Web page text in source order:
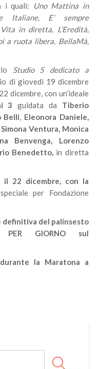
i quali:
Uno Mattina in
Italiane, E’ sempre
in diretta, L’Eredità,
a ruota libera, BellaMà,
Studio 5 dedicato a
di giovedì 19 dicembre
dicembre, con un’ideale
3 guidata da Tiberio
Belli, Eleonora Daniele,
Ventura, Monica
Benvenga, Lorenzo
Benedetto, in diretta
il 22 dicembre, con la
per Fondazione
definitiva del palinsesto
PER GIORNO sul
la Maratona a